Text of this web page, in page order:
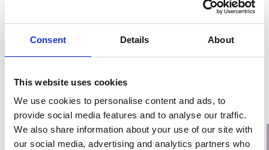
Consent Details About
This website uses cookies
We use cookies to personalise content and ads, to
provide social media features and to analyse our traffic.
We also share information about your use of our site with
our social media, advertising and analytics partners who
Dela inlägg
Dela den här artikeln på Facebook
Dela den här artikeln på X
Dela den här artikeln på
Relaterade inlägg